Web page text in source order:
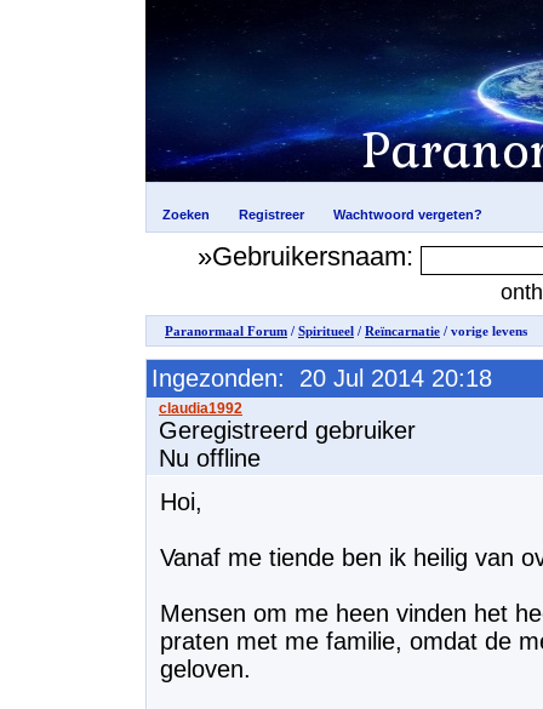
»Gebruikersnaam:
Paranormaal Forum / Spiritueel / Reïncarnatie / vorige levens
Ingezonden: 20 Jul 2014 20:18
Geregistreerd gebruiker
Nu offline
Hoi,
Vanaf me tiende ben ik heilig van
Mensen om me heen vinden het
praten met me familie, omdat de
geloven.